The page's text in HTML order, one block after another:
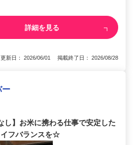
詳細を見る
更新日： 2026/06/01 掲載終了日： 2026/08/28
ー
し】お米に携わる仕事で安定した
フバランスを☆